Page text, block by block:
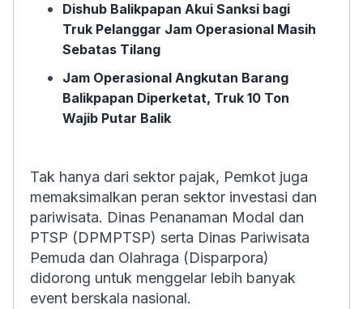
Dishub Balikpapan Akui Sanksi bagi
Truk Pelanggar Jam Operasional Masih
Sebatas Tilang
Jam Operasional Angkutan Barang
Balikpapan Diperketat, Truk 10 Ton
Wajib Putar Balik
Tak hanya dari sektor pajak, Pemkot juga
memaksimalkan peran sektor investasi dan
pariwisata. Dinas Penanaman Modal dan
PTSP (DPMPTSP) serta Dinas Pariwisata
Pemuda dan Olahraga (Disparpora)
didorong untuk menggelar lebih banyak
event berskala nasional.